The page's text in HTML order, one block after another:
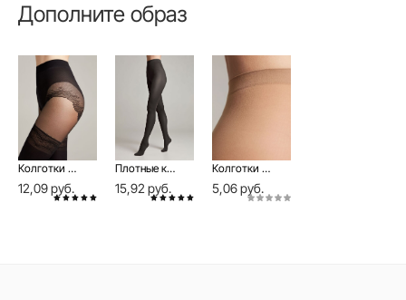
Дополните образ
Колготки с имитацией ажурных чулок DELIGHT Lycra®
12,09 руб.
Плотные колготки из микрофибры TRENDY 150 Lycra®
15,92 руб.
Колготки женские с шортиками Solo 15
5,06 руб.